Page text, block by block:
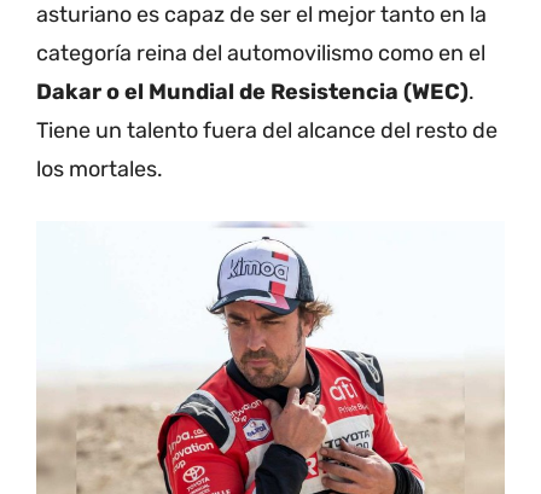
asturiano es capaz de ser el mejor tanto en la
categoría reina del automovilismo como en el
Dakar o el Mundial de Resistencia (WEC).
Tiene un talento fuera del alcance del resto de
los mortales.